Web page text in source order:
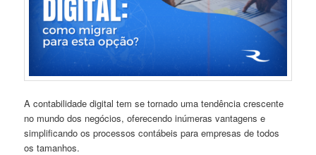
A contabilidade digital tem se tornado uma tendência crescente
no mundo dos negócios, oferecendo inúmeras vantagens e
simplificando os processos contábeis para empresas de todos
os tamanhos.